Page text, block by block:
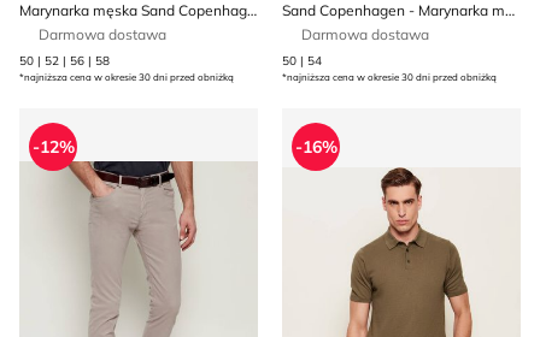
Marynarka męska Sand Copenhagen
Darmowa dostawa
50 | 52 | 56 | 58
*najniższa cena w okresie 30 dni przed obniżką
Sand Copenhagen - Marynarka męska elegancka
Darmowa dostawa
50 | 54
*najniższa cena w okresie 30 dni przed obniżką
Spodnie męskie casual Sand Copenhagen
-12%
T-shirt męski Sand
-16%